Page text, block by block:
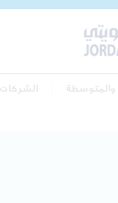
والمتوسطة الشركات